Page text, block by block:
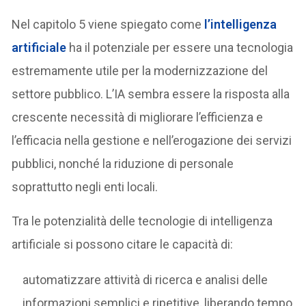
Nel capitolo 5 viene spiegato come l’intelligenza
artificiale ha il potenziale per essere una tecnologia
estremamente utile per la modernizzazione del
settore pubblico. L’IA sembra essere la risposta alla
crescente necessità di migliorare l’efficienza e
l’efficacia nella gestione e nell’erogazione dei servizi
pubblici, nonché la riduzione di personale
soprattutto negli enti locali.
Tra le potenzialità delle tecnologie di intelligenza
artificiale si possono citare le capacità di:
automatizzare attività di ricerca e analisi delle
informazioni semplici e ripetitive, liberando tempo